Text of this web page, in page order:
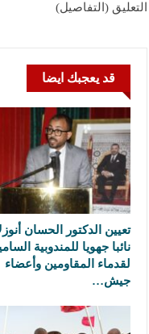
التعليق (التفاصيل)
قد يعجبك ايضا
تعيين الدكتور الحسان
نائبا جهويا للمندوبية
لقدماء المقاومين وأعضاء
جيش…